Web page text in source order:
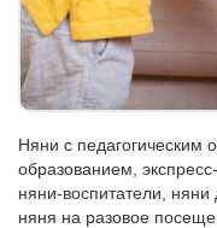
Няни с педагогическим
образованием,
няни-воспитатели, няни
няня на разовое